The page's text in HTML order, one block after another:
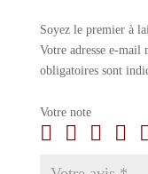
Soyez le premier à
Votre adresse e-mail
obligatoires sont
Votre note